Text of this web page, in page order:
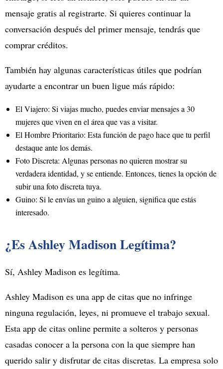
mensaje gratis al registrarte. Si quieres continuar la
conversación después del primer mensaje, tendrás que
comprar créditos.
También hay algunas características útiles que podrían
ayudarte a encontrar un buen ligue más rápido:
El Viajero: Si viajas mucho, puedes enviar mensajes a 30
mujeres que viven en el área que vas a visitar.
El Hombre Prioritario: Esta función de pago hace que tu perfil
destaque ante los demás.
Foto Discreta: Algunas personas no quieren mostrar su
verdadera identidad, y se entiende. Entonces, tienes la opción de
subir una foto discreta tuya.
Guino: Si le envías un guino a alguien, significa que estás
interesado.
¿Es Ashley Madison Legítima?
Sí, Ashley Madison es legítima.
Ashley Madison es una app de citas que no infringe
ninguna regulación, leyes, ni promueve el trabajo sexual.
Esta app de citas online permite a solteros y personas
casadas conocer a la persona con la que siempre han
querido salir y disfrutar de citas discretas. La empresa solo